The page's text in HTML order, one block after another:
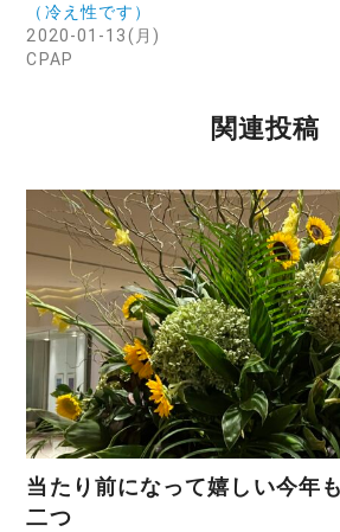
（冷え性です）
2020-01-13(月)
CPAP
関連投稿
当たり前になって嬉しい今年
二つ